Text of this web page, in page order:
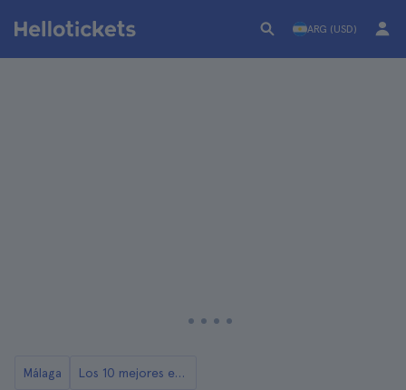
ARG (USD)
Málaga Los 10 mejores espectáculos de flamenco en Málaga